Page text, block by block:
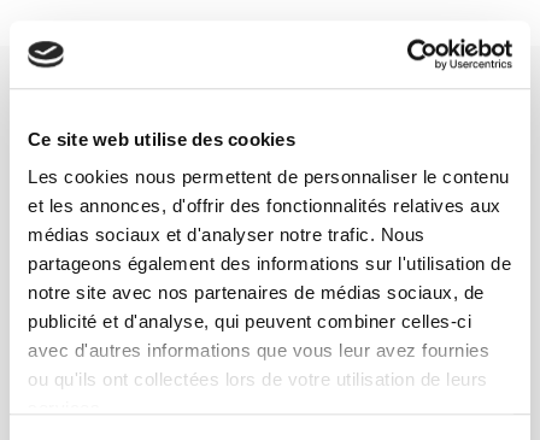
Ce site web utilise des cookies
Les cookies nous permettent de personnaliser le contenu
et les annonces, d'offrir des fonctionnalités relatives aux
médias sociaux et d'analyser notre trafic. Nous
partageons également des informations sur l'utilisation de
notre site avec nos partenaires de médias sociaux, de
publicité et d'analyse, qui peuvent combiner celles-ci
avec d'autres informations que vous leur avez fournies
ou qu'ils ont collectées lors de votre utilisation de leurs
SCIENCES PO UNIVERSITY PRESS has a threefold role: to publish
original research, to edit reference works for student use, and to
help public and political debate. continue
CONTACTS
FOREIGN RIGHTS